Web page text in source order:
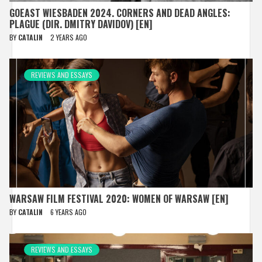
GOEAST WIESBADEN 2024. CORNERS AND DEAD ANGLES:
PLAGUE (DIR. DMITRY DAVIDOV) [EN]
BY CATALIN 2 YEARS AGO
REVIEWS AND ESSAYS
WARSAW FILM FESTIVAL 2020: WOMEN OF WARSAW [EN]
BY CATALIN 6 YEARS AGO
REVIEWS AND ESSAYS